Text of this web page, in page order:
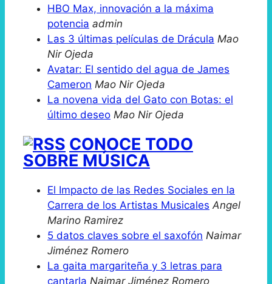
HBO Max, innovación a la máxima
potencia admin
Las 3 últimas películas de Drácula Mao
Nir Ojeda
Avatar: El sentido del agua de James
Cameron Mao Nir Ojeda
La novena vida del Gato con Botas: el
último deseo Mao Nir Ojeda
CONOCE TODO
SOBRE MÚSICA
El Impacto de las Redes Sociales en la
Carrera de los Artistas Musicales Angel
Marino Ramirez
5 datos claves sobre el saxofón Naimar
Jiménez Romero
La gaita margariteña y 3 letras para
cantarla Naimar Jiménez Romero